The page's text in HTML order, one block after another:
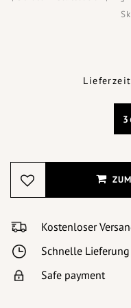
Kostenloser
Schnelle
Safe payment